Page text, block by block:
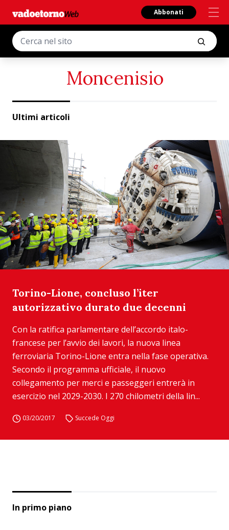
Abbonati
Moncenisio
Ultimi articoli
Torino-Lione, concluso l’iter
autorizzativo durato due decenni
Con la ratifica parlamentare dell’accordo italo-
francese per l’avvio dei lavori, la nuova linea
ferroviaria Torino-Lione entra nella fase operativa.
Secondo il programma ufficiale, il nuovo
collegamento per merci e passeggeri entrerà in
esercizio nel 2029-2030. I 270 chilometri della lin...
03/20/2017 Succede Oggi
In primo piano